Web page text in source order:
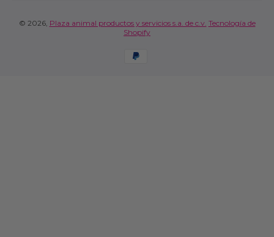
© 2026, Plaza animal productos y servicios s.a. de c.v. Tecnología de
Shopify